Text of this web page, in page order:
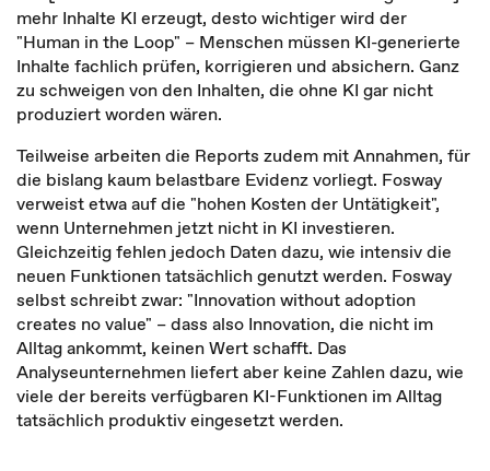
mehr Inhalte KI erzeugt, desto wichtiger wird der
"Human in the Loop" – Menschen müssen KI-generierte
Inhalte fachlich prüfen, korrigieren und absichern. Ganz
zu schweigen von den Inhalten, die ohne KI gar nicht
produziert worden wären.
Teilweise arbeiten die Reports zudem mit Annahmen, für
die bislang kaum belastbare Evidenz vorliegt. Fosway
verweist etwa auf die "hohen Kosten der Untätigkeit",
wenn Unternehmen jetzt nicht in KI investieren.
Gleichzeitig fehlen jedoch Daten dazu, wie intensiv die
neuen Funktionen tatsächlich genutzt werden. Fosway
selbst schreibt zwar: "Innovation without adoption
creates no value" – dass also Innovation, die nicht im
Alltag ankommt, keinen Wert schafft. Das
Analyseunternehmen liefert aber keine Zahlen dazu, wie
viele der bereits verfügbaren KI-Funktionen im Alltag
tatsächlich produktiv eingesetzt werden.